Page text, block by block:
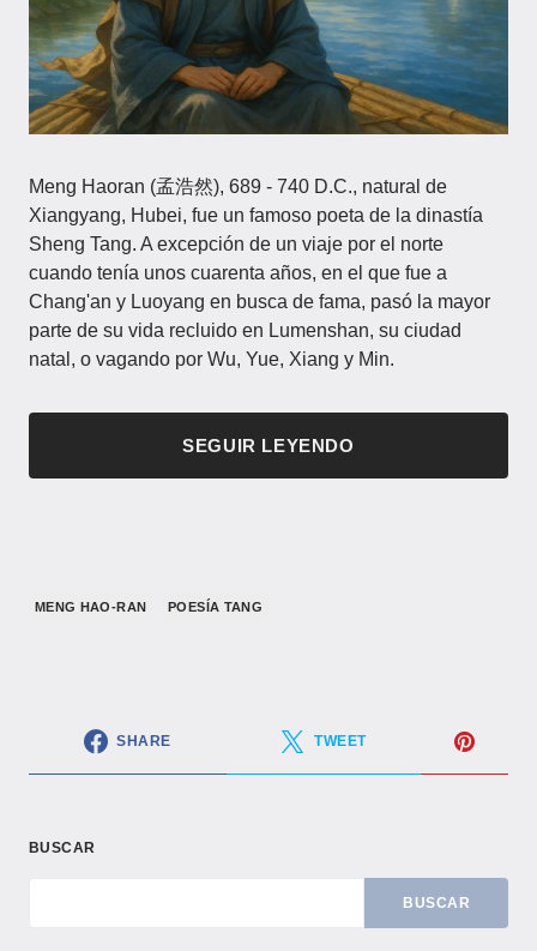
Meng Haoran (孟浩然), 689 - 740 D.C., natural de
Xiangyang, Hubei, fue un famoso poeta de la dinastía
Sheng Tang. A excepción de un viaje por el norte
cuando tenía unos cuarenta años, en el que fue a
Chang'an y Luoyang en busca de fama, pasó la mayor
parte de su vida recluido en Lumenshan, su ciudad
natal, o vagando por Wu, Yue, Xiang y Min.
SEGUIR LEYENDO
MENG HAO-RAN POESÍA TANG
SHARE TWEET
BUSCAR
BUSCAR